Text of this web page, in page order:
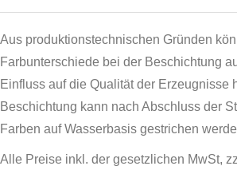
Aus produktionstechnischen Gründen
Farbunterschiede bei der Beschichtung
Einfluss auf die Qualität der Erzeugnisse
Beschichtung kann nach Abschluss der
Farben auf Wasserbasis gestrichen
Alle Preise inkl. der gesetzlichen MwSt,